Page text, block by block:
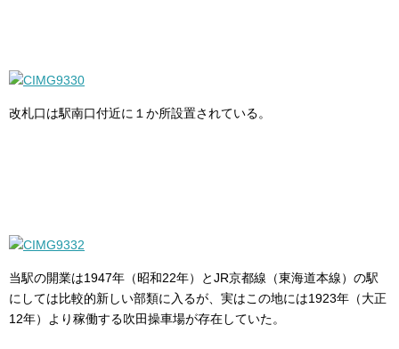
改札口は駅南口付近に１か所設置されている。
当駅の開業は1947年（昭和22年）とJR京都線（東海道本線）の駅
にしては比較的新しい部類に入るが、実はこの地には1923年（大正
12年）より稼働する吹田操車場が存在していた。